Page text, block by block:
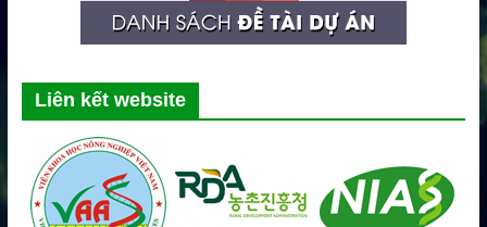
Liên kết website